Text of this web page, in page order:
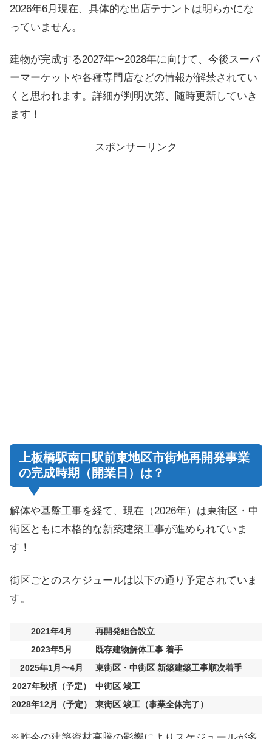
2026年6月現在、具体的な出店テナントは明らかにな
っていません。
建物が完成する2027年〜2028年に向けて、今後スーパ
ーマーケットや各種専門店などの情報が解禁されてい
くと思われます。詳細が判明次第、随時更新していき
ます！
スポンサーリンク
上板橋駅南口駅前東地区市街地再開発事業
の完成時期（開業日）は？
解体や基盤工事を経て、現在（2026年）は東街区・中
街区ともに本格的な新築建築工事が進められていま
す！
街区ごとのスケジュールは以下の通り予定されていま
す。
2021年4月
再開発組合設立
2023年5月
既存建物解体工事 着手
2025年1月〜4月
東街区・中街区 新築建築工事順次着手
2027年秋頃（予定）
中街区 竣工
2028年12月（予定）
東街区 竣工（事業全体完了）